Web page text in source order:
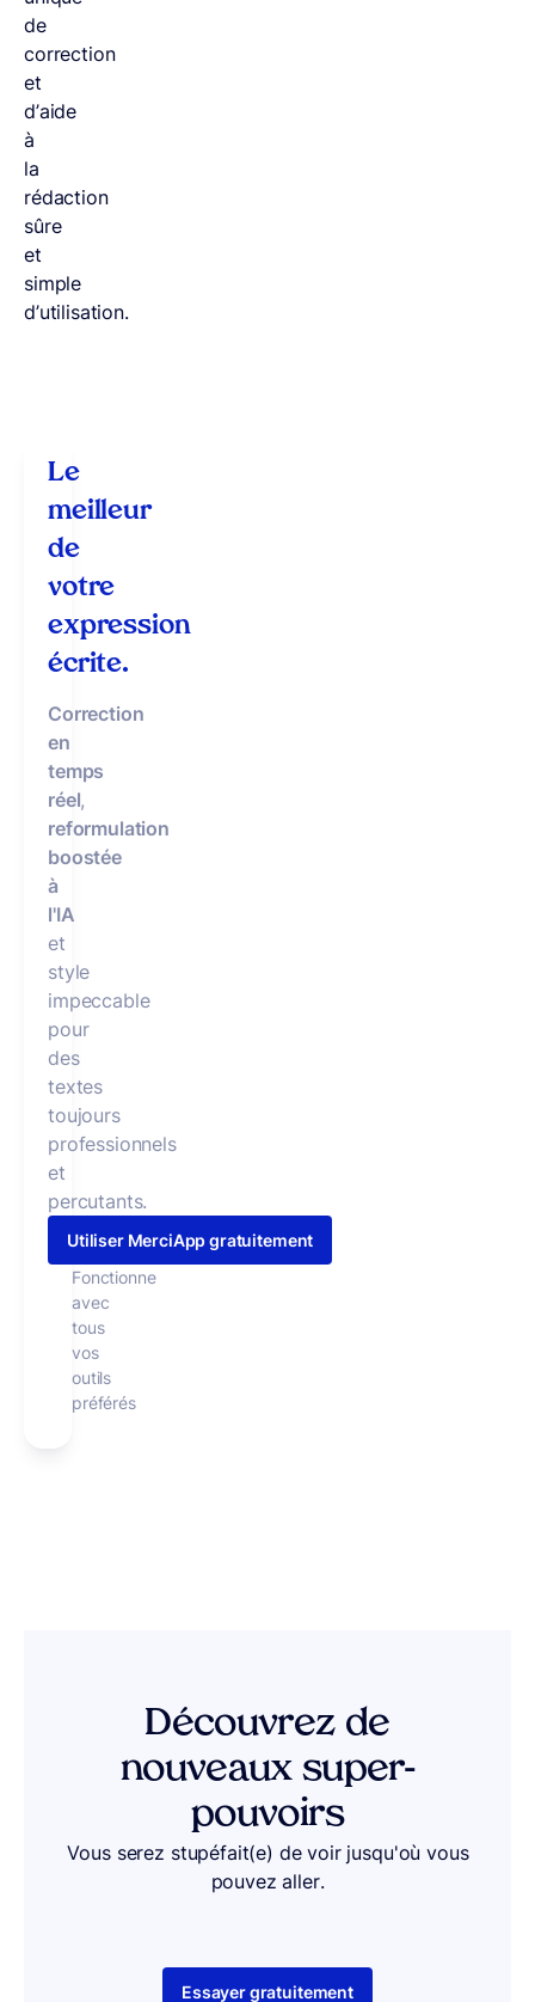
de
correction
et
d’aide
à
la
rédaction
sûre
et
simple
d’utilisation.
Le
meilleur
de
votre
expression
écrite.
Correction
en
temps
réel,
reformulation
boostée
à
l'IA
et
style
impeccable
pour
des
textes
toujours
professionnels
et
percutants.
Utiliser MerciApp gratuitement
Fonctionne
avec
tous
vos
outils
préférés
Découvrez de
nouveaux super-
pouvoirs
Vous serez stupéfait(e) de voir jusqu'où vous
pouvez aller.
Essayer gratuitement